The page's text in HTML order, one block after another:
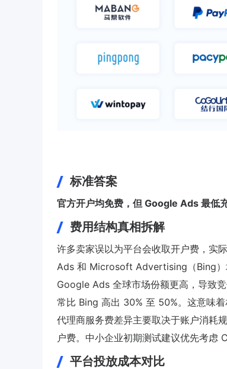
标准答案
官方开户均免费，但 Google Ads 最低
费用结构真相拆解
许多卖家误以为平台会收取开户费，实
Ads 和 Microsoft Advertising（Bing）
Google Ads 全球市场份额更高，导致
常比 Bing 高出 30% 至 50%。这意味着
代理商服务费差异主要取决于账户消耗
户费。中小企业初期测试建议优先考虑
平台投放成本对比